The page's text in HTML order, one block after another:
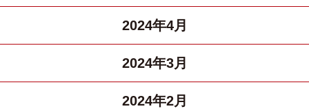
2024年4月
2024年3月
2024年2月